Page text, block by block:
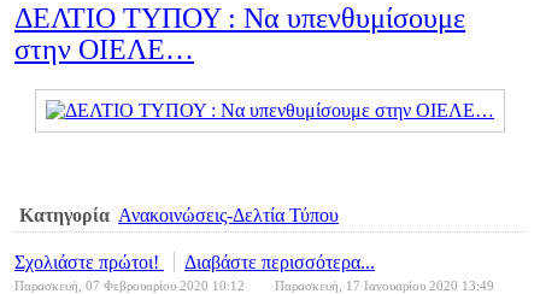
ΔΕΛΤΙΟ ΤΥΠΟΥ : Να υπενθυμίσουμε
στην ΟΙΕΛΕ…
Κατηγορία Ανακοινώσεις-Δελτία Τύπου
Σχολιάστε πρώτοι! Διαβάστε περισσότερα...
Παρασκευή, 07 Φεβρουαρίου 2020 10:12 Παρασκευή, 17 Ιανουαρίου 2020 13:49